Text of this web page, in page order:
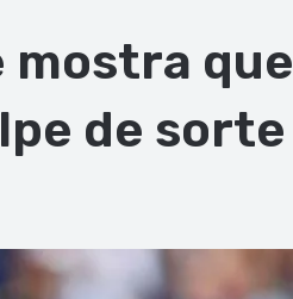
mostra que
de sorte